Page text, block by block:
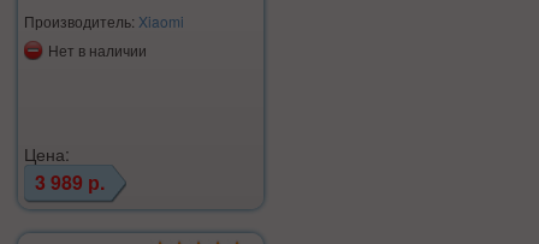
Производитель: Xiaomi
Нет в наличии
Цена:
3 989 р.